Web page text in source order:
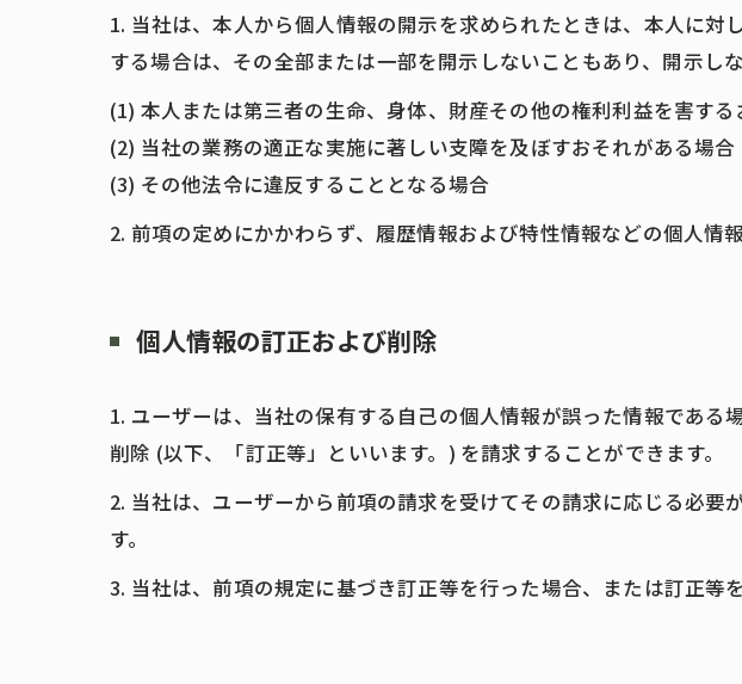
1. 当社は、本人から個人情報の開示を求められたときは、本人に
する場合は、その全部または一部を開示しないこともあり、開示し
(1) 本人または第三者の生命、身体、財産その他の権利利益を害す
(2) 当社の業務の適正な実施に著しい支障を及ぼすおそれがある場合
(3) その他法令に違反することとなる場合
2. 前項の定めにかかわらず、履歴情報および特性情報などの個人情
個人情報の訂正および削除
1. ユーザーは、当社の保有する自己の個人情報が誤った情報であ
削除 (以下、「訂正等」といいます。) を請求することができます。
2. 当社は、ユーザーから前項の請求を受けてその請求に応じる必
す。
3. 当社は、前項の規定に基づき訂正等を行った場合、または訂正等